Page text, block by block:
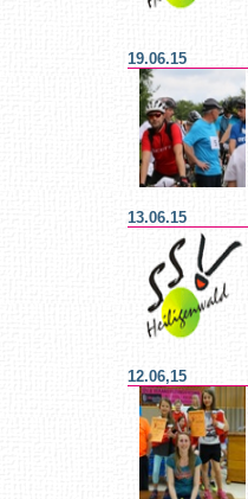
19.06.15
13.06.15
12.06,15